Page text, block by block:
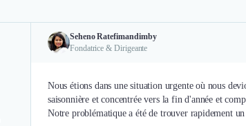
Seheno Ratefimandimby
Fondatrice & Dirigeante
Nous étions dans une situation urgente où nous
saisonnière et concentrée vers la fin d'année et
Notre problématique a été de trouver rapidement